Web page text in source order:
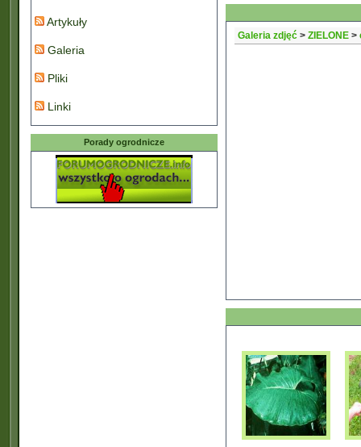
Artykuły
Galeria
Pliki
Linki
Porady ogrodnicze
Galeria zdjęć > ZIELONE >